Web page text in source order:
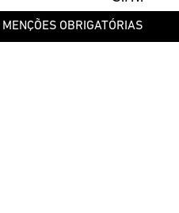
MENÇÕES OBRIGATÓRIAS